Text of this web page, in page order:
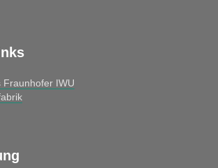
Fraunhofer IWU